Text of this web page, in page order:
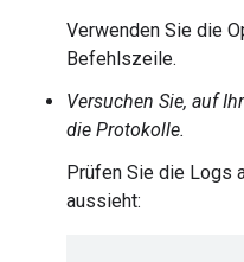
Verwenden Sie die
Befehlszeile.
Versuchen Sie, auf
die Protokolle.
Prüfen Sie die Logs
aussieht: